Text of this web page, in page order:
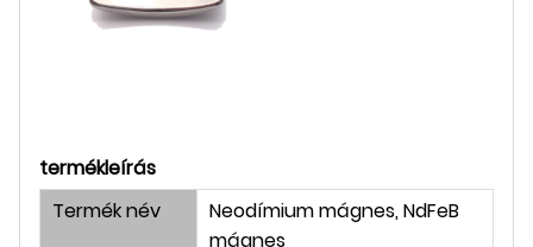
termékleírás
Termék név
Neodímium mágnes, NdFeB
mágnes